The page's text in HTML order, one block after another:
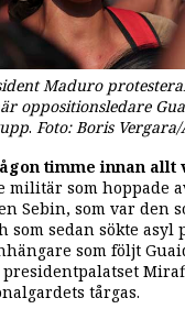
Maduro
oppositionsledare
. Foto: Boris Vergara/
timme innan allt
som hoppade
Sebin, som var den
som sedan sökte asyl
som följt
tårgas.